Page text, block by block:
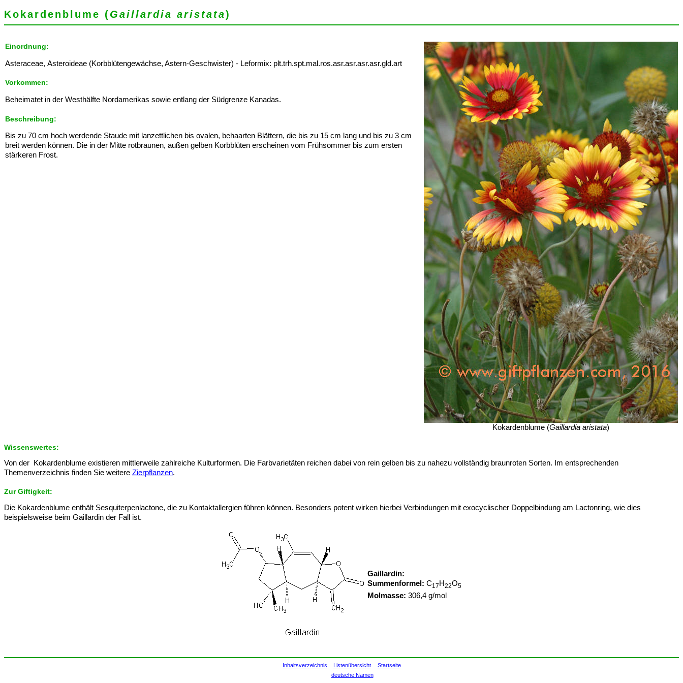
Kokardenblume (Gaillardia aristata)
Einordnung:
Asteraceae, Asteroideae (Korbblütengewächse, Astern-Geschwister) - Leformix: plt.trh.spt.mal.ros.asr.asr.asr.asr.gld.art
Vorkommen:
Beheimatet in der Westhälfte Nordamerikas sowie entlang der Südgrenze Kanadas.
Beschreibung:
Bis zu 70 cm hoch werdende Staude mit lanzettlichen bis ovalen, behaarten Blättern, die bis zu 15 cm lang und bis zu 3 cm
breit werden können. Die in der Mitte rotbraunen, außen gelben Korbblüten erscheinen vom Frühsommer bis zum ersten
stärkeren Frost.
Kokardenblume (Gaillardia aristata)
Wissenswertes:
Von der Kokardenblume existieren mittlerweile zahlreiche Kulturformen. Die Farbvarietäten reichen dabei von rein gelben bis zu nahezu vollständig braunroten Sorten. Im entsprechenden
Themenverzeichnis finden Sie weitere Zierpflanzen.
Zur Giftigkeit:
Die Kokardenblume enthält Sesquiterpenlactone, die zu Kontaktallergien führen können. Besonders potent wirken hierbei Verbindungen mit exocyclischer Doppelbindung am Lactonring, wie dies
beispielsweise beim Gaillardin der Fall ist.
Gaillardin:
Summenformel: C17 H22O5
Molmasse: 306,4 g/mol
Inhaltsverzeichnis Listenübersicht
Startseite
deutsche Namen